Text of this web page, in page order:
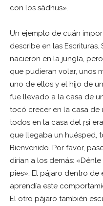
con los sādhus».
Un ejemplo de cuán
describe en las
nacieron en la jungla,
que pudieran volar, unos
uno de ellos y el hijo de un
fue llevado a la casa de
tocó crecer en la casa de
todos en la casa del ṛṣi
que llegaba un huésped,
Bienvenido. Por favor,
dirían a los demás:
pies». El pájaro dentro
aprendía este
El otro pájaro también